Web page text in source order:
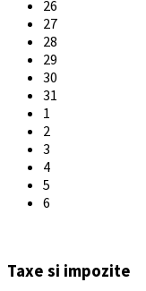
26
27
28
29
30
31
1
2
3
4
5
6
calendar
Taxe si impozite